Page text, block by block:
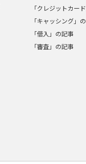
「クレジットカー
「キャッシング」
「借入」の記事
「審査」の記事